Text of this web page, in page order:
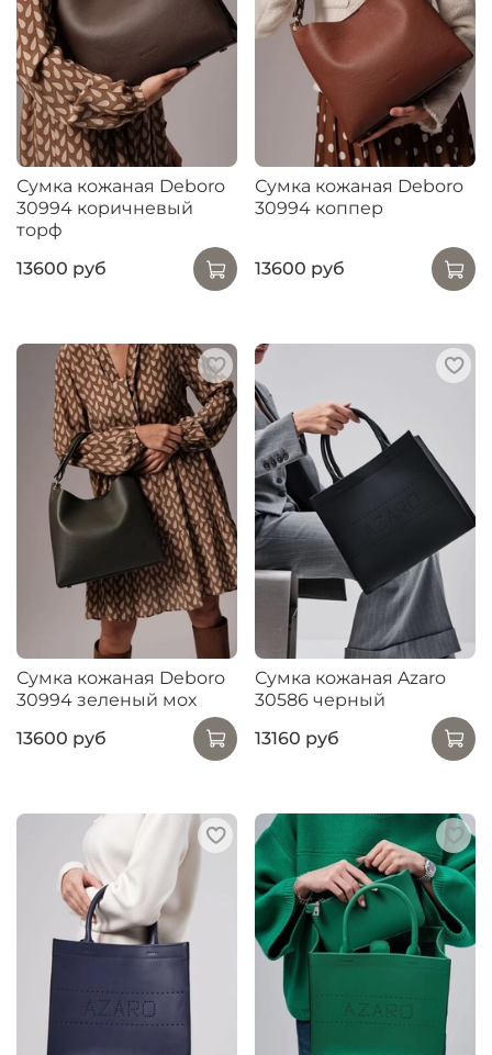
Сумка кожаная Deboro
30994 коричневый
торф
13600 руб
Сумка кожаная Deboro
30994 коппер
13600 руб
Сумка кожаная Deboro
30994 зеленый мох
13600 руб
Сумка кожаная Azaro
30586 черный
13160 руб